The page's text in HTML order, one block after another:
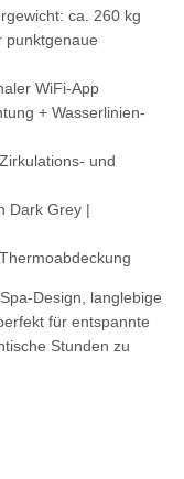
: ca. 260 kg
punktgenaue
WiFi-App
+ Wasserlinien-
und
Dark Grey |
Design, langlebige
für entspannte
Stunden zu